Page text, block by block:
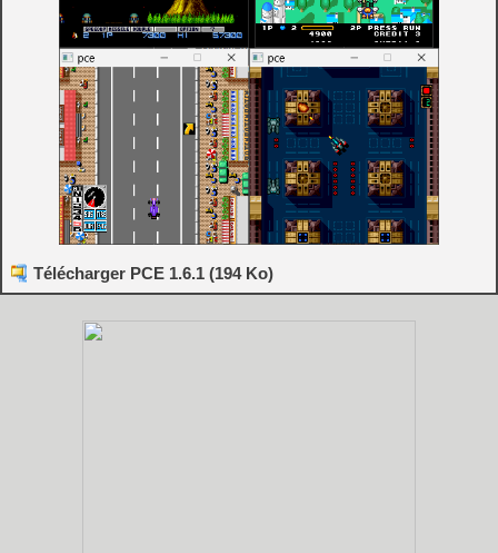
Télécharger PCE 1.6.1 (194 Ko)